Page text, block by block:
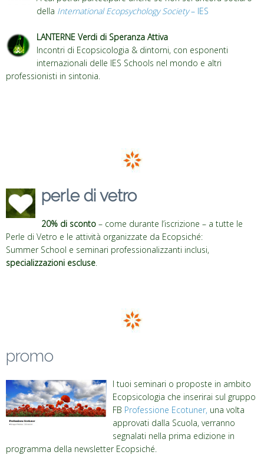
della International Ecopsychology Society– IES
LANTERNE Verdi di Speranza Attiva
Incontri di Ecopsicologia & dintorni, con esponenti
internazionali delle IES Schools nel mondo e altri
professionisti in sintonia.
perle di vetro
20% di sconto – come durante l’iscrizione – a tutte le
Perle di Vetro e le attività organizzate da Ecopsiché:
Summer School e seminari professionalizzanti inclusi,
specializzazioni escluse
promo
I tuoi seminari o proposte in ambito
Ecopsicologia che inserirai sul gruppo
FB Professione Ecotuner, una volta
approvati dalla Scuola, verranno
segnalati nella prima edizione in
programma della newsletter Ecopsiché.